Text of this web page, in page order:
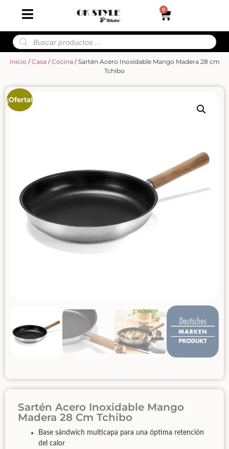
0
Inicio /Casa /Cocina / Sartén Acero Inoxidable Mango Madera 28 cm
Tchibo
¡Oferta!
Sartén Acero Inoxidable Mango
Madera 28 Cm Tchibo
Base sándwich multicapa para una óptima retención
del calor